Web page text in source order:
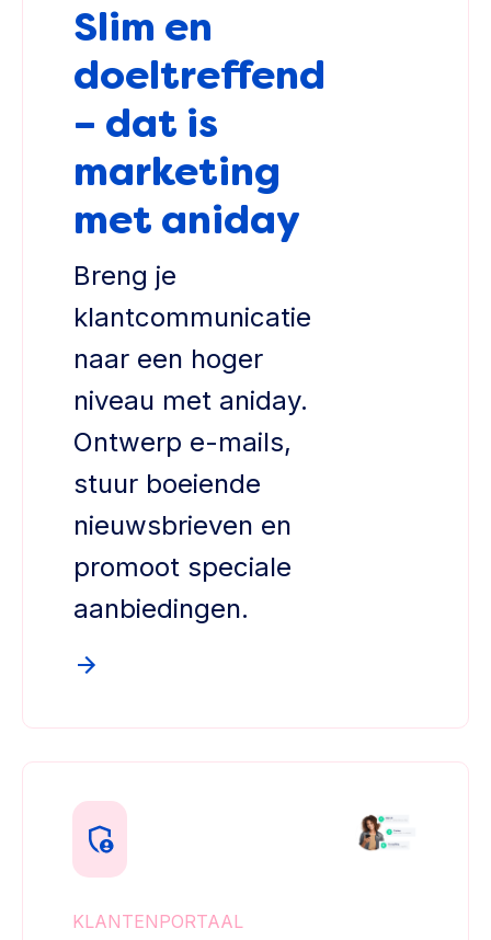
Slim en
doeltreffend
– dat is
marketing
met aniday
Breng je
klantcommunicatie
naar een hoger
niveau met aniday.
Ontwerp e-mails,
stuur boeiende
nieuwsbrieven en
promoot speciale
aanbiedingen.
KLANTENPORTAAL